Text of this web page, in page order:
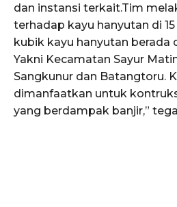
dan instansi terkait.Tim
terhadap kayu hanyutan di
kubik kayu hanyutan berada
Yakni Kecamatan Sayur
Sangkunur dan Batangtoru.
dimanfaatkan untuk
yang berdampak banjir,”